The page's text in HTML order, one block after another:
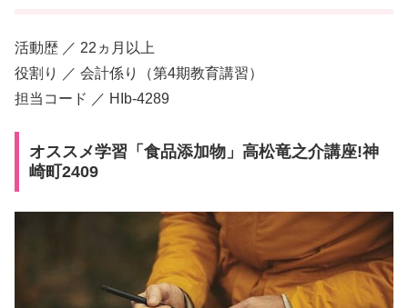
活動歴 ／ 22ヵ月以上
役割り ／ 会計係り（第4期教育講習）
担当コード ／ HIb-4289
オススメ学習「食品添加物」高松竜之介講座!神
崎町2409